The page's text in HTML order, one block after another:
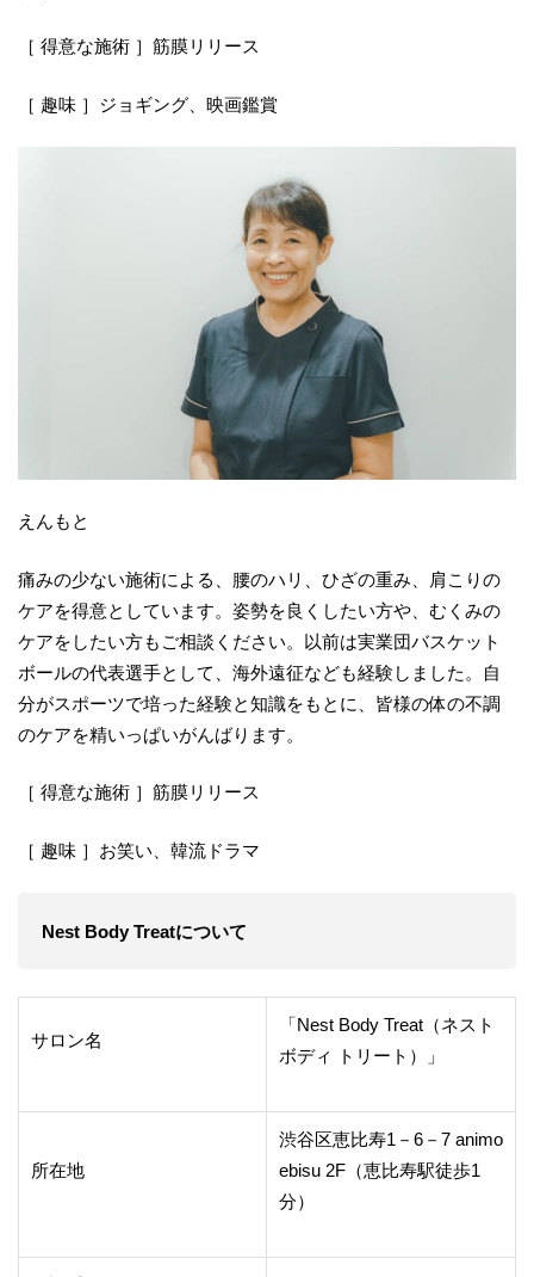
［ 得意な施術 ］筋膜リリース
［ 趣味 ］ジョギング、映画鑑賞
えんもと
痛みの少ない施術による、腰のハリ、ひざの重み、肩こりの
ケアを得意としています。姿勢を良くしたい方や、むくみの
ケアをしたい方もご相談ください。以前は実業団バスケット
ボールの代表選手として、海外遠征なども経験しました。自
分がスポーツで培った経験と知識をもとに、皆様の体の不調
のケアを精いっぱいがんばります。
［ 得意な施術 ］筋膜リリース
［ 趣味 ］お笑い、韓流ドラマ
Nest Body Treatについて
サロン名
「Nest Body Treat（ネスト
ボディ トリート）」
所在地
渋谷区恵比寿1－6－7 animo
ebisu 2F（恵比寿駅徒歩1
分）